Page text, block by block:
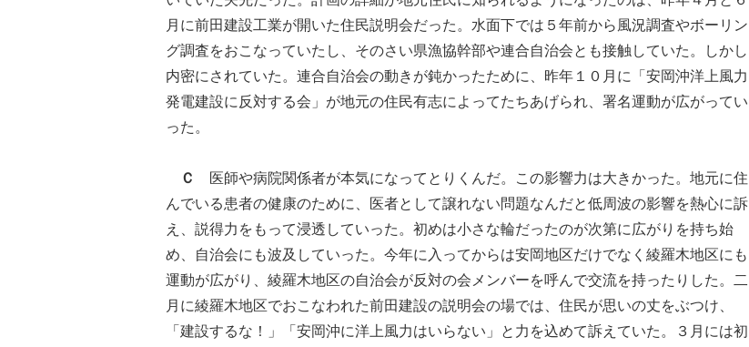
月に前田建設工業が開いた住民説明会だった。水面下では５年前から風況調査やボーリン
グ調査をおこなっていたし、そのさい県漁協幹部や連合自治会とも接触していた。しかし
内密にされていた。連合自治会の動きが鈍かったために、昨年１０月に「安岡沖洋上風力
発電建設に反対する会」が地元の住民有志によってたちあげられ、署名運動が広がってい
った。
Ｃ
医師や病院関係者が本気になってとりくんだ。この影響力は大きかった。地元に住
んでいる患者の健康のために、医者として譲れない問題なんだと低周波の影響を熱心に訴
え、説得力をもって浸透していった。初めは小さな輪だったのが次第に広がりを持ち始
め、自治会にも波及していった。今年に入ってからは安岡地区だけでなく綾羅木地区にも
運動が広がり、綾羅木地区の自治会が反対の会メンバーを呼んで交流を持ったりした。二
月に綾羅木地区でおこなわれた前田建設の説明会の場では、住民が思いの丈をぶつけ、
「建設するな！」「安岡沖に洋上風力はいらない」と力を込めて訴えていた。３月には初